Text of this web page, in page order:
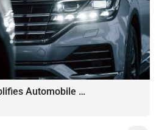
How an Auto Hub Simplifies Automobile Buying Services